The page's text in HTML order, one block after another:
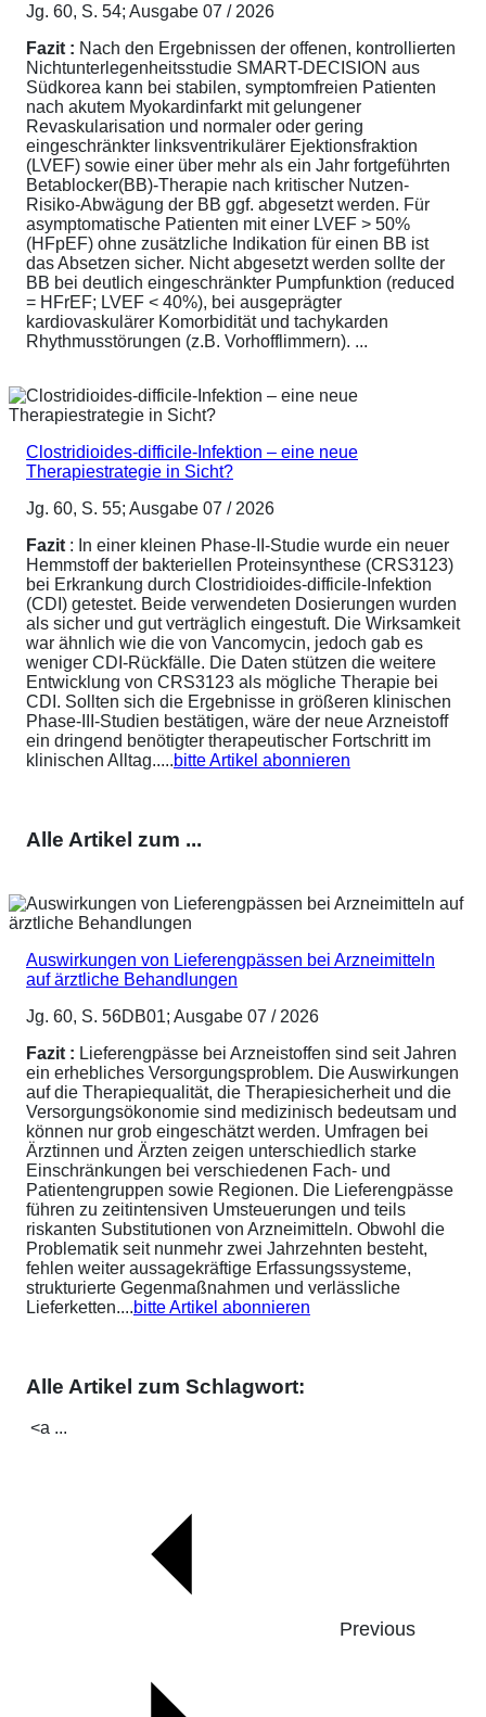
Jg. 60, S. 54; Ausgabe 07 / 2026
Fazit : Nach den Ergebnissen der offenen, kontrollierten
Nichtunterlegenheitsstudie SMART-DECISION aus
Südkorea kann bei stabilen, symptomfreien Patienten
nach akutem Myokardinfarkt mit gelungener
Revaskularisation und normaler oder gering
eingeschränkter linksventrikulärer Ejektionsfraktion
(LVEF) sowie einer über mehr als ein Jahr fortgeführten
Betablocker(BB)-Therapie nach kritischer Nutzen-
Risiko-Abwägung der BB ggf. abgesetzt werden. Für
asymptomatische Patienten mit einer LVEF > 50%
(HFpEF) ohne zusätzliche Indikation für einen BB ist
das Absetzen sicher. Nicht abgesetzt werden sollte der
BB bei deutlich eingeschränkter Pumpfunktion (reduced
= HFrEF; LVEF < 40%), bei ausgeprägter
kardiovaskulärer Komorbidität und tachykarden
Rhythmusstörungen (z.B. Vorhofflimmern). ...
Clostridioides-difficile-Infektion – eine neue
Therapiestrategie in Sicht?
Jg. 60, S. 55; Ausgabe 07 / 2026
Fazit : In einer kleinen Phase-II-Studie wurde ein neuer
Hemmstoff der bakteriellen Proteinsynthese (CRS3123)
bei Erkrankung durch Clostridioides-difficile-Infektion
(CDI) getestet. Beide verwendeten Dosierungen wurden
als sicher und gut verträglich eingestuft. Die Wirksamkeit
war ähnlich wie die von Vancomycin, jedoch gab es
weniger CDI-Rückfälle. Die Daten stützen die weitere
Entwicklung von CRS3123 als mögliche Therapie bei
CDI. Sollten sich die Ergebnisse in größeren klinischen
Phase-III-Studien bestätigen, wäre der neue Arzneistoff
ein dringend benötigter therapeutischer Fortschritt im
klinischen Alltag.....bitte Artikel abonnieren
Alle Artikel zum ...
Auswirkungen von Lieferengpässen bei Arzneimitteln
auf ärztliche Behandlungen
Jg. 60, S. 56DB01; Ausgabe 07 / 2026
Fazit : Lieferengpässe bei Arzneistoffen sind seit Jahren
ein erhebliches Versorgungsproblem. Die Auswirkungen
auf die Therapiequalität, die Therapiesicherheit und die
Versorgungsökonomie sind medizinisch bedeutsam und
können nur grob eingeschätzt werden. Umfragen bei
Ärztinnen und Ärzten zeigen unterschiedlich starke
Einschränkungen bei verschiedenen Fach- und
Patientengruppen sowie Regionen. Die Lieferengpässe
führen zu zeitintensiven Umsteuerungen und teils
riskanten Substitutionen von Arzneimitteln. Obwohl die
Problematik seit nunmehr zwei Jahrzehnten besteht,
fehlen weiter aussagekräftige Erfassungssysteme,
strukturierte Gegenmaßnahmen und verlässliche
Lieferketten....bitte Artikel abonnieren
Alle Artikel zum Schlagwort:
<a ...
Previous